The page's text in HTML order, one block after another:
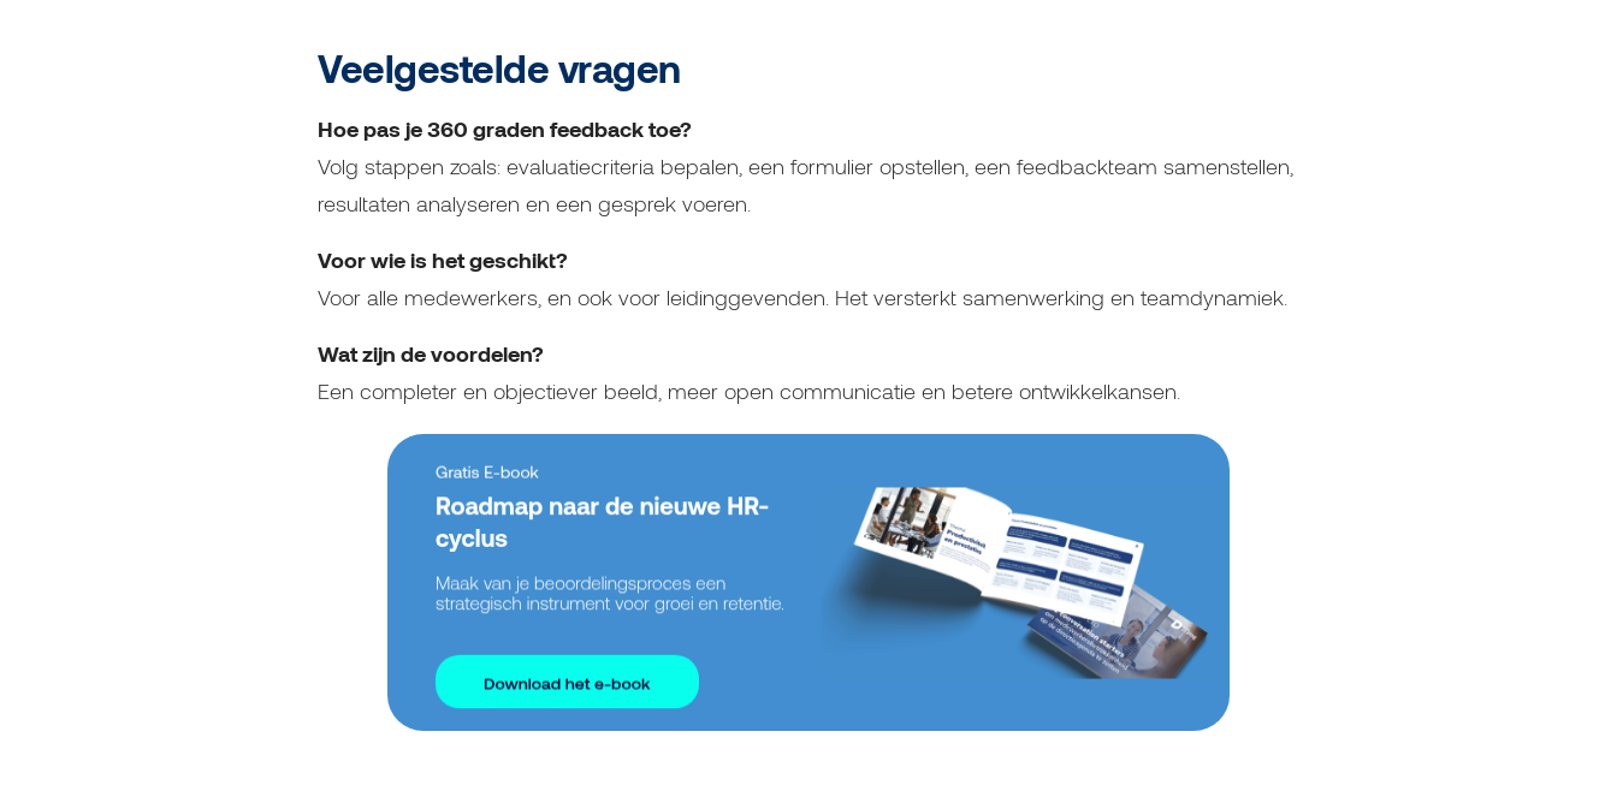
Veelgestelde vragen
Hoe pas je 360 graden feedback toe?
Volg stappen zoals: evaluatiecriteria bepalen, een formulier opstellen, een feedbackteam samenstellen,
resultaten analyseren en een gesprek voeren.
Voor wie is het geschikt?
Voor alle medewerkers, en ook voor leidinggevenden. Het versterkt samenwerking en teamdynamiek.
Wat zijn de voordelen?
Een completer en objectiever beeld, meer open communicatie en betere ontwikkelkansen.